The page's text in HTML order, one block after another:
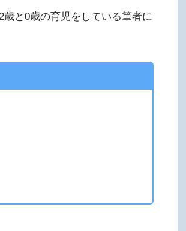
歳と0歳の育児をしている筆者に